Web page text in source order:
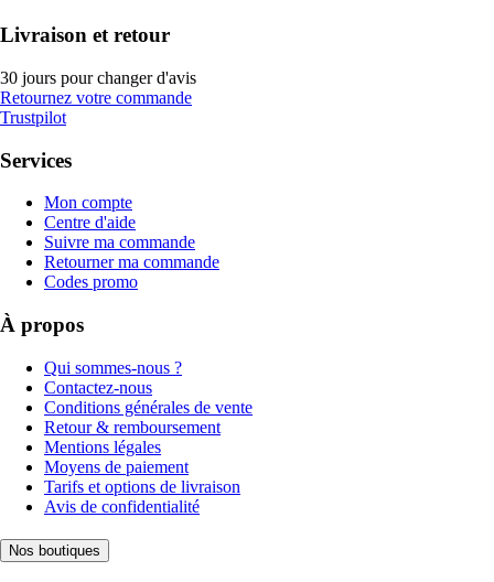
Livraison et retour
30 jours pour changer d'avis
Retournez votre commande
Trustpilot
Services
Mon compte
Centre d'aide
Suivre ma commande
Retourner ma commande
Codes promo
À propos
Qui sommes-nous ?
Contactez-nous
Conditions générales de vente
Retour & remboursement
Mentions légales
Moyens de paiement
Tarifs et options de livraison
Avis de confidentialité
Nos boutiques